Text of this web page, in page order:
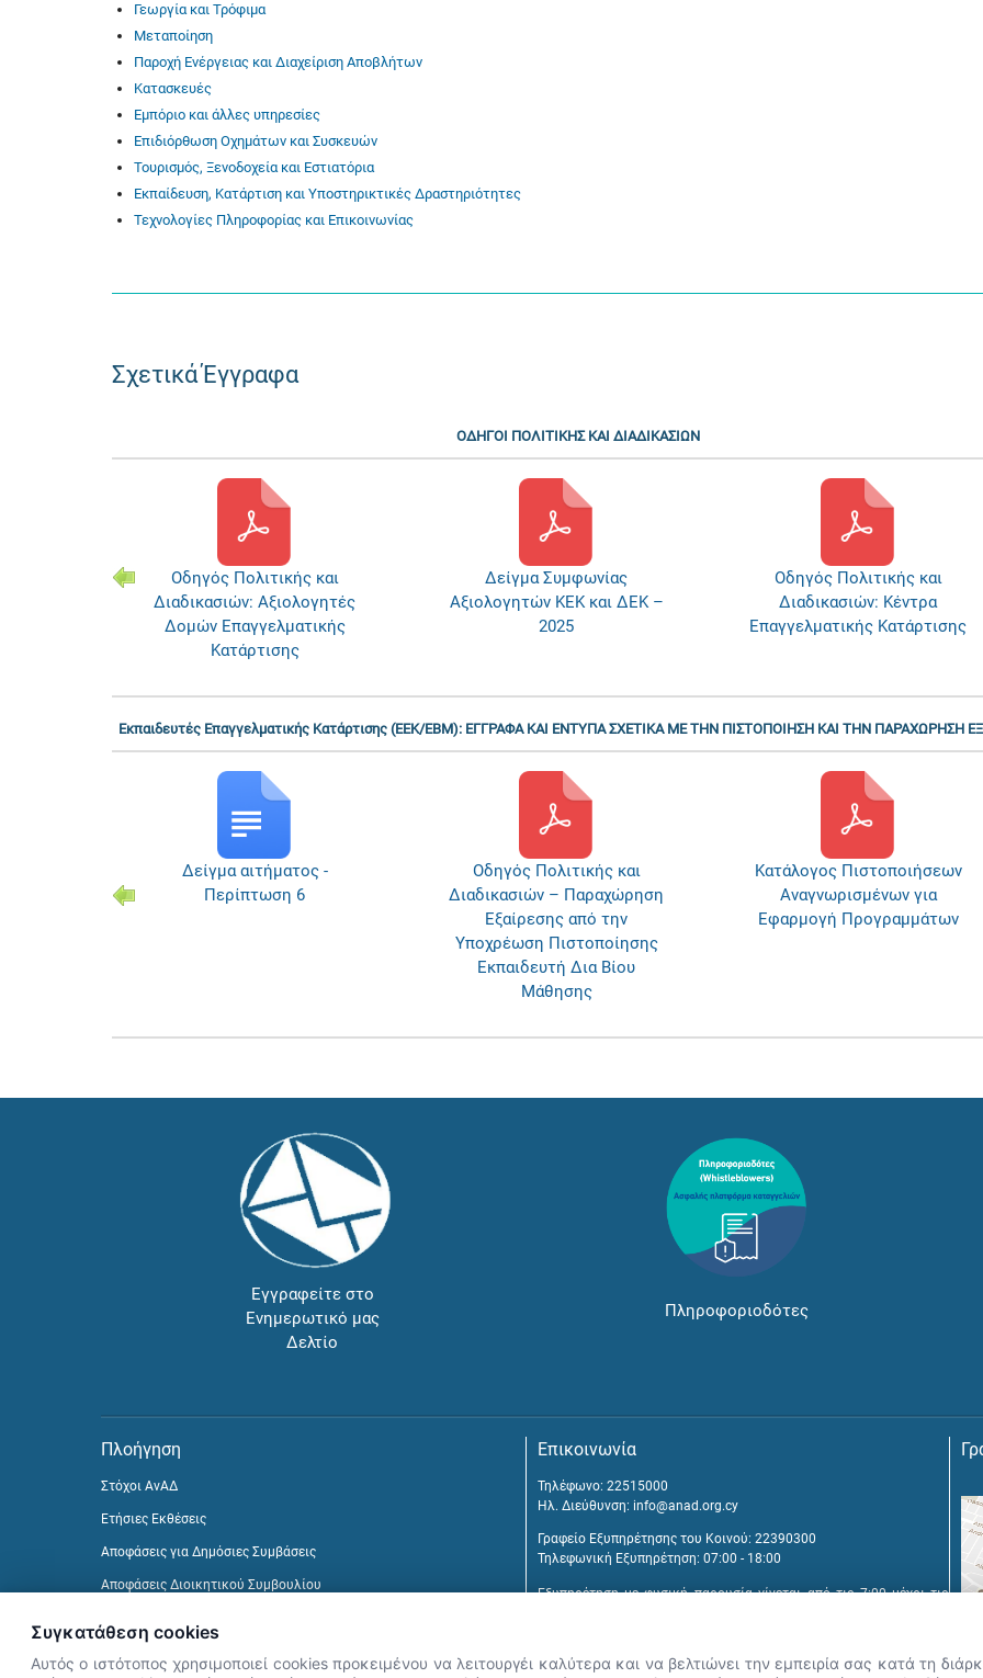
Γεωργία και Τρόφιμα
Μεταποίηση
Παροχή Ενέργειας και Διαχείριση Αποβλήτων
Κατασκευές
Εμπόριο και άλλες υπηρεσίες
Επιδιόρθωση Οχημάτων και Συσκευών
Τουρισμός, Ξενοδοχεία και Εστιατόρια
Εκπαίδευση, Κατάρτιση και Υποστηρικτικές Δραστηριότητες
Τεχνολογίες Πληροφορίας και Επικοινωνίας
Σχετικά Έγγραφα
ΟΔΗΓΟΙ ΠΟΛΙΤΙΚΗΣ ΚΑΙ ΔΙΑΔΙΚΑΣΙΩΝ
Οδηγός Πολιτικής και
Διαδικασιών: Αξιολογητές
Δομών Επαγγελματικής
Κατάρτισης
Δείγμα Συμφωνίας
Αξιολογητών ΚΕΚ και ΔΕΚ –
2025
Οδηγός Πολιτικής και
Διαδικασιών: Κέντρα
Επαγγελματικής Κατάρτισης
Εκπαιδευτές Επαγγελματικής Κατάρτισης (ΕΕΚ/ΕΒΜ): ΕΓΓΡΑΦΑ ΚΑΙ ΕΝΤΥΠΑ ΣΧΕΤΙΚΑ ΜΕ ΤΗΝ ΠΙΣΤΟΠΟΙΗΣΗ ΚΑΙ ΤΗΝ ΠΑΡΑΧΩΡΗΣΗ
Δείγμα αιτήματος -
Περίπτωση 6
Οδηγός Πολιτικής και
Διαδικασιών – Παραχώρηση
Εξαίρεσης από την
Υποχρέωση Πιστοποίησης
Εκπαιδευτή Δια Βίου
Μάθησης
Κατάλογος Πιστοποιήσεων
Αναγνωρισμένων για
Εφαρμογή Προγραμμάτων
Εγγραφείτε στο
Ενημερωτικό μας
Δελτίο
Πληροφοριοδότες
Πλοήγηση
Στόχοι ΑνΑΔ
Ετήσιες Εκθέσεις
Αποφάσεις για Δημόσιες Συμβάσεις
Αποφάσεις Διοικητικού Συμβουλίου
Επικοινωνία
Τηλέφωνο: 22515000
Ηλ. Διεύθυνση: info@anad.org.cy
Γραφείο Εξυπηρέτησης του Κοινού: 22390300
Τηλεφωνική Εξυπηρέτηση: 07:00 - 18:00
Εξυπηρέτηση με φυσική παρουσία γίνεται από τις 7:00 μέχρι τις
Τ.Θ. 25431, 1392 Λευκωσία, Κύπρος
Συγκατάθεση cookies
Αυτός ο ιστότοπος χρησιμοποιεί cookies προκειμένου να λειτουργέι καλύτερα και να βελτιώνει την εμπειρία σας κατά τη